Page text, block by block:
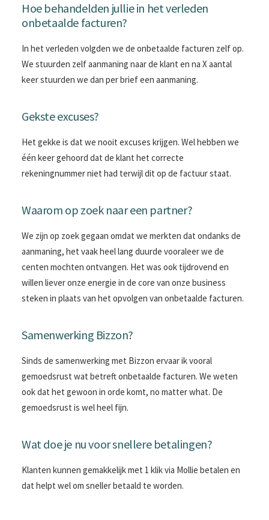
Hoe behandelden jullie in het verleden
onbetaalde facturen?
In het verleden volgden we de onbetaalde facturen zelf op.
We stuurden zelf aanmaning naar de klant en na X aantal
keer stuurden we dan per brief een aanmaning.
Gekste excuses?
Het gekke is dat we nooit excuses krijgen. Wel hebben we
één keer gehoord dat de klant het correcte
rekeningnummer niet had terwijl dit op de factuur staat.
Waarom op zoek naar een partner?
We zijn op zoek gegaan omdat we merkten dat ondanks de
aanmaning, het vaak heel lang duurde vooraleer we de
centen mochten ontvangen. Het was ook tijdrovend en
willen liever onze energie in de core van onze business
steken in plaats van het opvolgen van onbetaalde facturen.
Samenwerking Bizzon?
Sinds de samenwerking met Bizzon ervaar ik vooral
gemoedsrust wat betreft onbetaalde facturen. We weten
ook dat het gewoon in orde komt, no matter what. De
gemoedsrust is wel heel fijn.
Wat doe je nu voor snellere betalingen?
Klanten kunnen gemakkelijk met 1 klik via Mollie betalen en
dat helpt wel om sneller betaald te worden.